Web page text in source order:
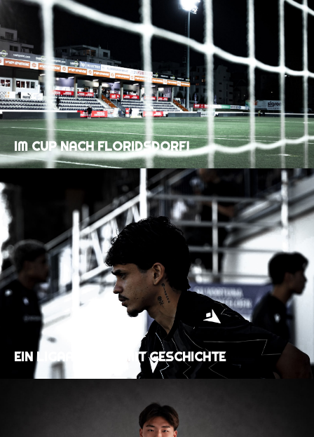
IM CUP NACH FLORIDSDORF!
EIN LIGAAUFTAKT MIT GESCHICHTE